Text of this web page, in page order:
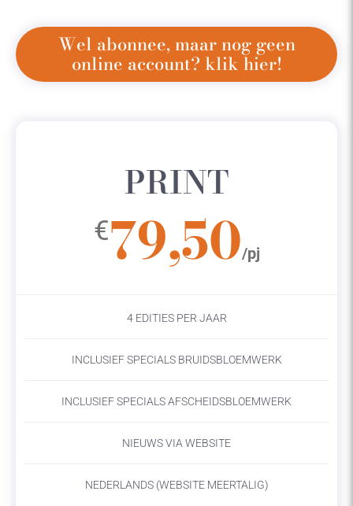
Wel abonnee, maar nog geen
online account? klik hier!
PRINT
€79,50/pj
4 EDITIES PER JAAR
INCLUSIEF SPECIALS BRUIDSBLOEMWERK
INCLUSIEF SPECIALS AFSCHEIDSBLOEMWERK
NIEUWS VIA WEBSITE
NEDERLANDS (WEBSITE MEERTALIG)